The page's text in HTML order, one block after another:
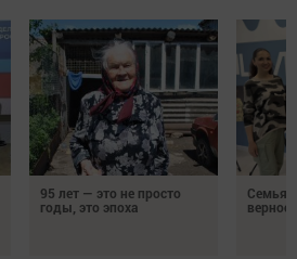
95 лет — это не просто
годы, это эпоха
Семья